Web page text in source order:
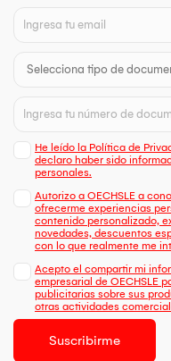
He leído la Política de
declaro haber sido
personales.
Autorizo a OECHSLE a
ofrecerme experiencias
contenido personalizado,
novedades, descuentos
con lo que realmente me
Acepto el compartir mi
empresarial de OECHSLE
publicitarias sobre sus
otras actividades
Suscribirme